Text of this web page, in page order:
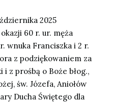
ździernika 2025
60 r. ur. męża
wnuka Franciszka i 2 r.
z podziękowaniem za
i z prośbą o Boże błog.,
św. Józefa, Aniołów
Ducha Świętego dla